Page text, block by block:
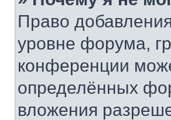
Право
уровне форума,
конференции
определённых
вложения